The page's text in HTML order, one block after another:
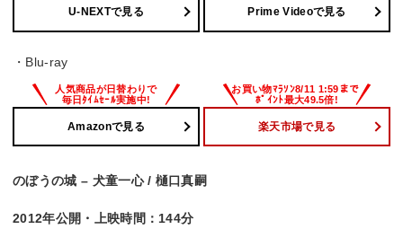
U-NEXTで見る Prime Videoで見る
・Blu-ray
Amazonで見る 楽天市場で見る
のぼうの城 – 犬童一心 / 樋口真嗣
2012年公開・上映時間：144分